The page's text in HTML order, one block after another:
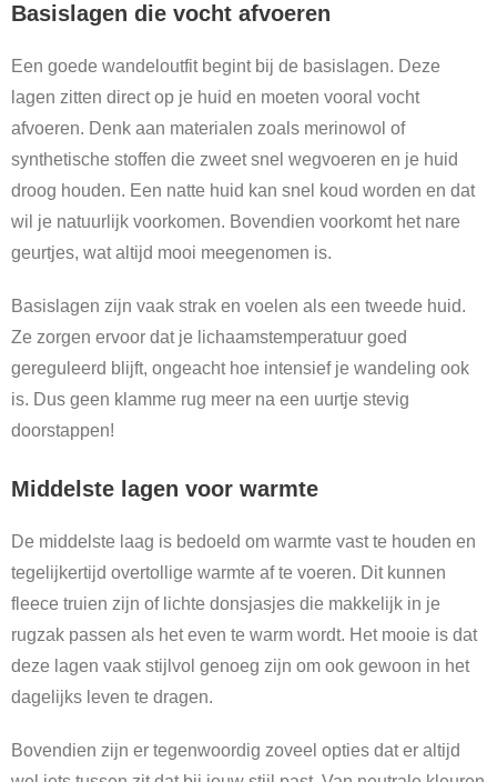
Basislagen die vocht afvoeren
Een goede wandeloutfit begint bij de basislagen. Deze
lagen zitten direct op je huid en moeten vooral vocht
afvoeren. Denk aan materialen zoals merinowol of
synthetische stoffen die zweet snel wegvoeren en je huid
droog houden. Een natte huid kan snel koud worden en dat
wil je natuurlijk voorkomen. Bovendien voorkomt het nare
geurtjes, wat altijd mooi meegenomen is.
Basislagen zijn vaak strak en voelen als een tweede huid.
Ze zorgen ervoor dat je lichaamstemperatuur goed
gereguleerd blijft, ongeacht hoe intensief je wandeling ook
is. Dus geen klamme rug meer na een uurtje stevig
doorstappen!
Middelste lagen voor warmte
De middelste laag is bedoeld om warmte vast te houden en
tegelijkertijd overtollige warmte af te voeren. Dit kunnen
fleece truien zijn of lichte donsjasjes die makkelijk in je
rugzak passen als het even te warm wordt. Het mooie is dat
deze lagen vaak stijlvol genoeg zijn om ook gewoon in het
dagelijks leven te dragen.
Bovendien zijn er tegenwoordig zoveel opties dat er altijd